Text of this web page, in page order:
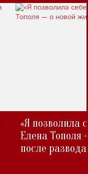
«Я позволила
Елена Тополя
после развода